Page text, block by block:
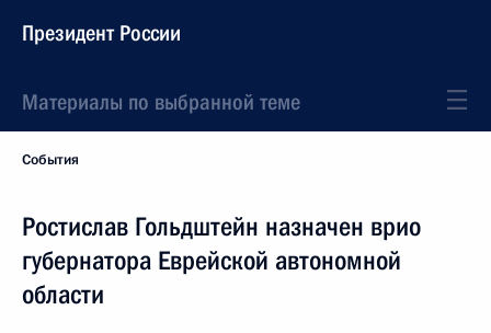
Президент России
Материалы по выбранной теме
События
Ростислав Гольдштейн назначен врио
губернатора Еврейской автономной
области